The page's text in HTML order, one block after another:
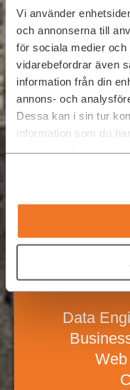
Vi använder
och annonserna till
för sociala medier
vidarebefordrar även
information från din
annons- och
Dessa kan i sin tur
information som du
samlat in när du har
DevOps
Cloud
Data